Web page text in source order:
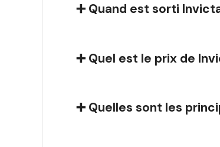
➕ Quand est sorti
➕ Quel est le prix de
➕ Quelles sont les